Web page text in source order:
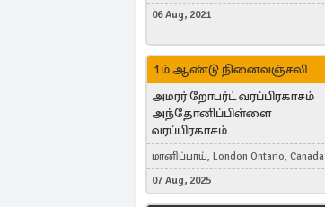
Montreal, Canada
06 Aug, 2021
1ம் ஆண்டு நினைவஞ்சலி
அமரர் றோபர்ட் வரப்பிரகாசம்
அந்தோனிப்பிள்ளை
வரப்பிரகாசம்
மானிப்பாய், London Ontario, Canada
07 Aug, 2025